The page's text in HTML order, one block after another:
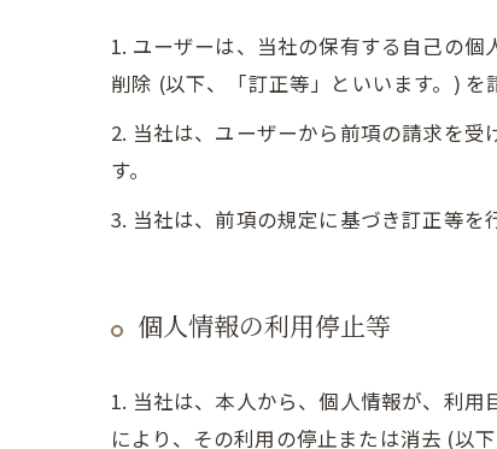
1. ユーザーは、当社の保有する自己の
削除 (以下、「訂正等」といいます。) を
2. 当社は、ユーザーから前項の請求を
す。
3. 当社は、前項の規定に基づき訂正等を
個人情報の利用停止等
1. 当社は、本人から、個人情報が、利
により、その利用の停止または消去 (以